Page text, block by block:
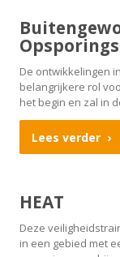
De ontwikkelingen
belangrijkere rol
het begin en zal in
Lees verder
HEAT
Deze
in een gebied met